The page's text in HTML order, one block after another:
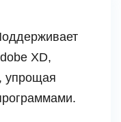
XD,
упрощая